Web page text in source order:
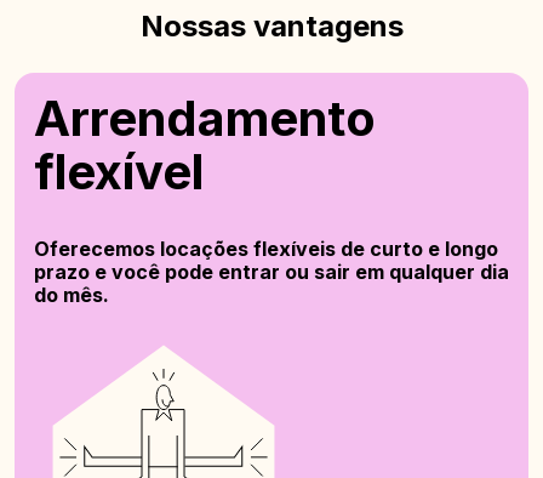
Nossas vantagens
Arrendamento
flexível
Oferecemos locações flexíveis de curto e longo
prazo e você pode entrar ou sair em qualquer dia
do mês.